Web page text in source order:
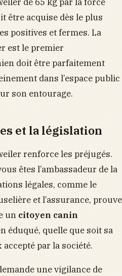
de 65 kg par la force
être acquise dès le plus
positives et fermes. La
est le premier
doit être parfaitement
dans l’espace public
son entourage.
et la législation
renforce les préjugés.
êtes l’ambassadeur de la
légales, comme le
et l’assurance, prouve
un citoyen canin
éduqué, quelle que soit sa
par la société.
une vigilance de